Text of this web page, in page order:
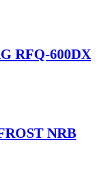
RFQ-600DX
NRB